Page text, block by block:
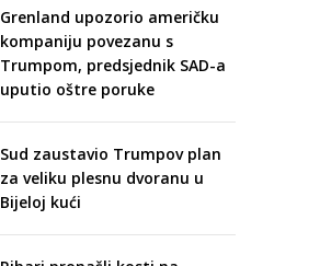
Grenland upozorio američku
kompaniju povezanu s
Trumpom, predsjednik SAD-a
uputio oštre poruke
Sud zaustavio Trumpov plan
za veliku plesnu dvoranu u
Bijeloj kući